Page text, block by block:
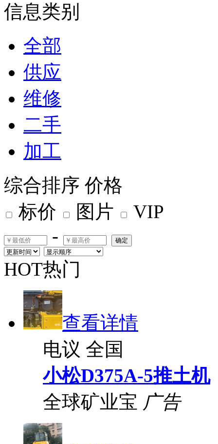
信息类别
全部
供应
维修
二手
加工
综合排序 价格
标价
图片
VIP
-
确定
HOT热门
查看详情
电议 全国
小松D375A-5推土机
全球矿业宝 广告